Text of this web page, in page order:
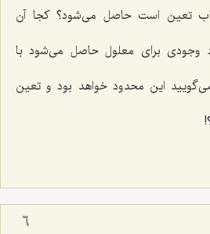
تعین است حاصل مى‌شود؟ كجا آن
وجودى براى معلول حاصل مى‌شود با
این محدود خواهد بود و تعین
6